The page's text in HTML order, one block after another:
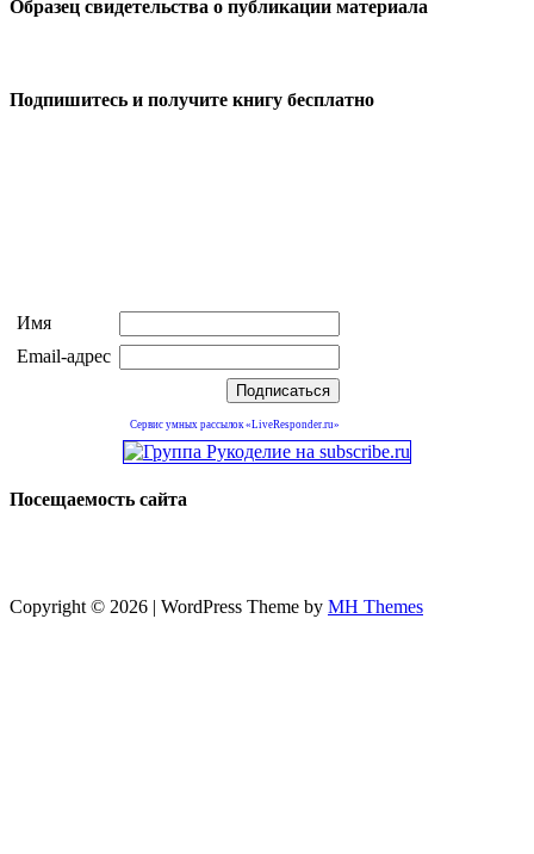
Образец свидетельства о публикации материала
Подпишитесь и получите книгу бесплатно
Имя
Email-адрес
Сервис умных рассылок «LiveResponder.ru»
Посещаемость сайта
Copyright © 2026 | WordPress Theme by MH Themes